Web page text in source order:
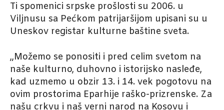
Ti spomenici srpske prošlosti su 2006. u
Viljnusu sa Pećkom patrijaršijom upisani su u
Uneskov registar kulturne baštine sveta.
„Možemo se ponositi i pred celim svetom na
naše kulturno, duhovno i istorijsko nasleđe,
kad uzmemo u obzir 13. i 14. vek pogotovu na
ovim prostorima Eparhije raško-prizrenske. Za
našu crkvu i naš verni narod na Kosovu i